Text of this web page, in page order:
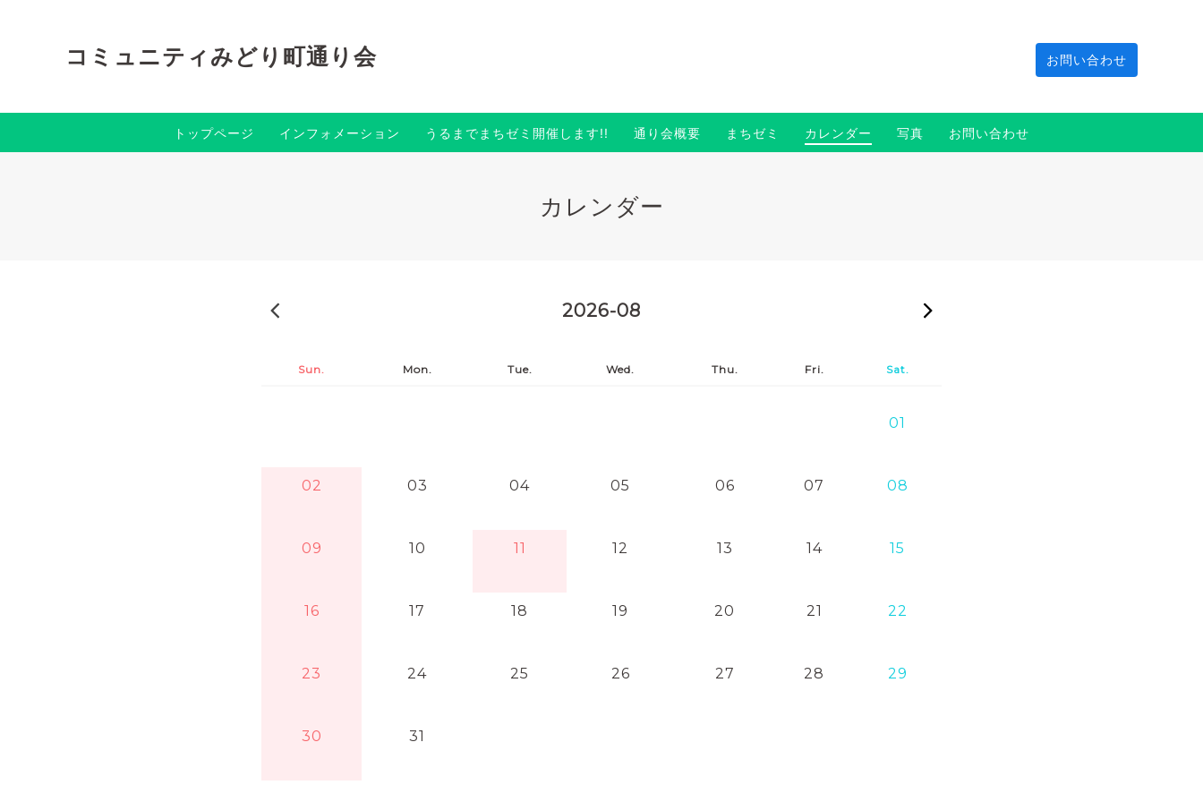
コミュニティみどり町通り会 お問い合わせ
トップページ インフォメーション うるまでまちゼミ開催します!! 通り会概要 まちゼミ カレンダー 写真 お問い合わせ
カレンダー
2026-08
Sun. Mon. Tue. Wed. Thu. Fri. Sat.
01
02 03 04 05 06 07 08
09 10 11 12 13 14 15
16 17 18 19 20 21 22
23 24 25 26 27 28 29
30 31